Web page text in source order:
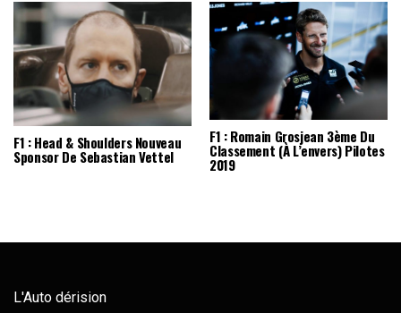
F1 : Head & Shoulders Nouveau
Sponsor De Sebastian Vettel
F1 : Romain Grosjean 3ème Du
Classement (à L’envers) Pilotes
2019
L'Auto dérision